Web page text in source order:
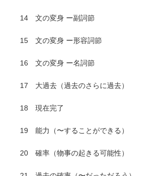
14 文の変身 ー副詞節
15 文の変身 ー形容詞節
16 文の変身 ー名詞節
17 大過去（過去のさらに過去）
18 現在完了
19 能力（〜することができる）
20 確率（物事の起きる可能性）